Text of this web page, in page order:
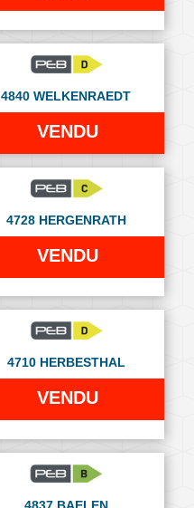
4840 WELKENRAEDT
VENDU
4728 HERGENRATH
VENDU
4710 HERBESTHAL
VENDU